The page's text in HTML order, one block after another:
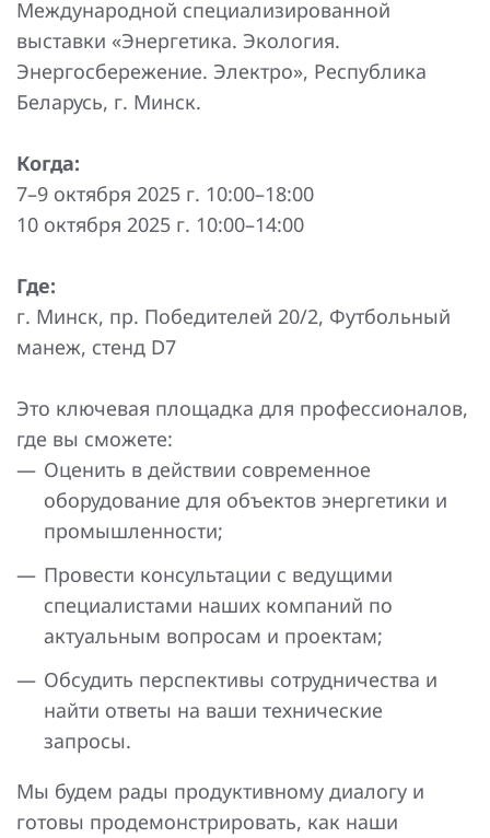
Повышение надежности электроснабжения
Шкафы РЗА 110-220 кВ
Устройства релейной защиты и автоматики
присоединений 6-35кВ
Оборудование компенсации емкостных токов
Определение поврежденного фидера
БАВР
Промышленная автоматизация
Международной специализированной
выставки «Энергетика. Экология.
Энергосбережение. Электро», Республика
Беларусь, г. Минск.
Когда:
7–9 октября 2025 г. 10:00–18:00
10 октября 2025 г. 10:00–14:00
Где:
г. Минск, пр. Победителей 20/2, Футбольный
манеж, стенд D7
Это ключевая площадка для профессионалов,
где вы сможете:
Оценить в действии современное
оборудование для объектов энергетики и
промышленности;
Провести консультации с ведущими
специалистами наших компаний по
актуальным вопросам и проектам;
Обсудить перспективы сотрудничества и
найти ответы на ваши технические
запросы.
Мы будем рады продуктивному диалогу и
готовы продемонстрировать, как наши